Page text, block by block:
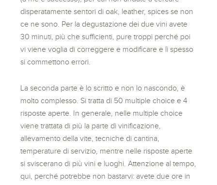
disperatamente sentori di oak, leather, spices se non
ce ne sono. Per la degustazione dei due vini avete
30 minuti, più che sufficienti, pure troppi perché poi
vi viene voglia di correggere e modificare e lì spesso
si commettono errori.
La seconda parte è lo scritto e non lo nascondo, è
molto complesso. Si tratta di 50 multiple choice e 4
risposte aperte. In generale, nelle multiple choice
viene trattata di più la parte di vinificazione,
allevamento della vite, tecniche di cantina,
temperature di servizio, mentre nelle risposte aperte
si sviscerano di più vini e luoghi. Attenzione al tempo,
qui, perché potrebbe non bastarvi: avete due ore in